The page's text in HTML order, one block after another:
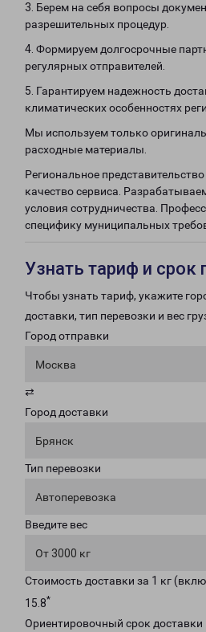
3. Берем на себя вопросы
разрешительных процедур.
4. Формируем долгосрочные
регулярных отправителей.
5. Гарантируем надежность
климатических особенностях
Мы используем только
расходные материалы.
Региональное
качество сервиса.
условия сотрудничества.
специфику муниципальных
Узнать тариф и срок
Чтобы узнать тариф, укажите
доставки, тип перевозки и вес
Город отправки
Москва
⇄
Город доставки
Брянск
Тип перевозки
Автоперевозка
Введите вес
От 3000 кг
Стоимость доставки за 1 кг
15.8*
Ориентировочный срок доставки